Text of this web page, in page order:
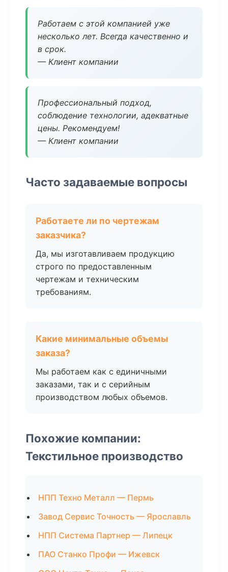
Работаем с этой компанией уже
несколько лет. Всегда качественно и
в срок.
— Клиент компании
Профессиональный подход,
соблюдение технологии, адекватные
цены. Рекомендуем!
— Клиент компании
Часто задаваемые вопросы
Работаете ли по чертежам
заказчика?
Да, мы изготавливаем продукцию
строго по предоставленным
чертежам и техническим
требованиям.
Какие минимальные объемы
заказа?
Мы работаем как с единичными
заказами, так и с серийным
производством любых объемов.
Похожие компании:
Текстильное производство
НПП Техно Металл — Пермь
Завод Сервис Точность — Ярославль
НПП Система Партнер — Липецк
ПАО Станко Профи — Ижевск